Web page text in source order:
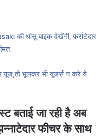
की धांसू बाइक देखेंगी, फर्राटेदार
यूज,तो भूलकर भी यूजर्स न करे ये
जा रही है अब
फीचर के साथ